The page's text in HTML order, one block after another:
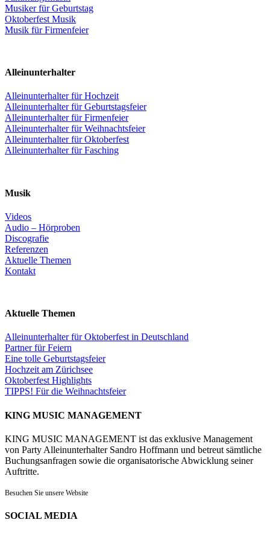
Musiker für Geburtstag
Oktoberfest Musik
Musik für Firmenfeier
Alleinunterhalter
Alleinunterhalter für Hochzeit
Alleinunterhalter für Geburtstagsfeier
Alleinunterhalter für Firmenfeier
Alleinunterhalter für Weihnachtsfeier
Alleinunterhalter für Oktoberfest
Alleinunterhalter für Fasching
Musik
Videos
Audio – Hörproben
Discografie
Referenzen
Aktuelle Themen
Kontakt
Aktuelle Themen
Alleinunterhalter für Oktoberfest in Deutschland
Partner für Feiern
Eine tolle Geburtstagsfeier
Hochzeit am Zürichsee
Oktoberfest Highlights
TIPPS! Für die Weihnachtsfeier
KING MUSIC MANAGEMENT
KING MUSIC MANAGEMENT ist das exklusive Management
von Party Alleinunterhalter Sandro Hoffmann und betreut sämtliche
Buchungsanfragen sowie die organisatorische Abwicklung seiner
Auftritte.
Besuchen Sie unsere Website
SOCIAL MEDIA